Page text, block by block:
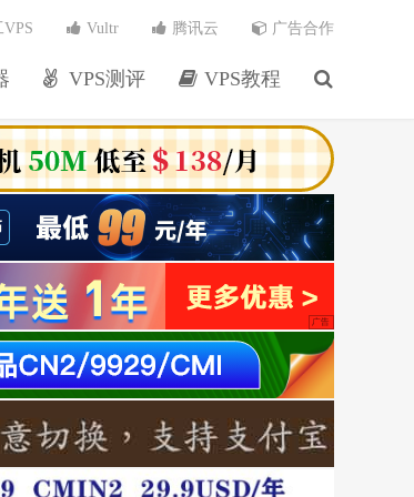
VPS测评 VPS教程
Vultr 腾讯云 广告合作